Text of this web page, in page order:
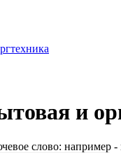
и
слово: например